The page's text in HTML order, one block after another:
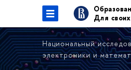
Для своих
Национальный
электроники и